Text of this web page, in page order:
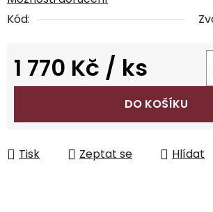
Kód:
1 770 Kč / ks
Měrná cena:
DO KOŠÍKU
Tisk Zeptat se Hlídat